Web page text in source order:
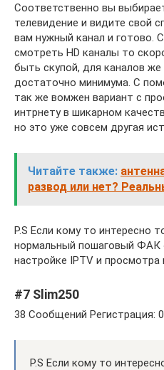
Соответственно вы
телевидение и видите свой
вам нужный канал и готово.
смотреть HD каналы то
быть скупой, для каналов же
достаточно минимума. С
так же вомжен вариант с
интрнету в шикарном
но это уже совсем другая
Читайте также:
развод или нет?
P.S Если кому то интересно
нормальный пошаговый ФАК
настройке IPTV и просмотра
#7 Slim250
38 Сообщений Регистрация:
P.S Если кому то